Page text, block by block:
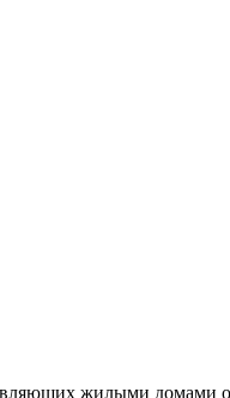
жилыми домами